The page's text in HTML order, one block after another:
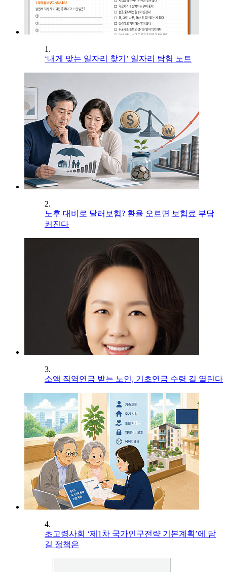
1.
‘내게 맞는 일자리 찾기’ 일자리 탐험 노트
2.
노후 대비로 달러보험? 환율 오르면 보험료 부담
커진다
3.
소액 직역연금 받는 노인, 기초연금 수령 길 열린다
4.
초고령사회 ‘제1차 국가인구전략 기본계획’에 담
길 정책은